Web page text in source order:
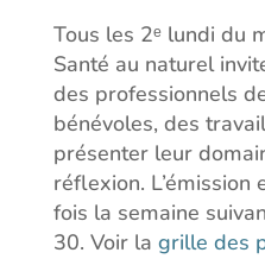
Tous les 2ᵉ lundi du
Santé au naturel
des professionnels
bénévoles, des
présenter leur
réflexion.
fois la semaine
30. Voir la grille des